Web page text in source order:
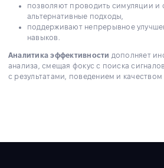
позволяют проводить симуляции и
альтернативные подходы,
поддерживают непрерывное
навыков.
Аналитика эффективности дополняет
анализа, смещая фокус с поиска
с результатами, поведением и